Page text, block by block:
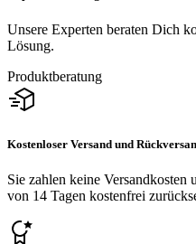
Unsere Experten beraten Dich
Lösung.
Produktberatung
Kostenloser Versand und
Sie zahlen keine
von 14 Tagen kostenfrei